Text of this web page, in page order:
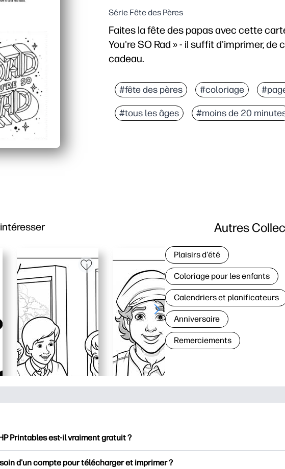
Série Fête des Pères
Faites la fête des papas avec cette
You're SO Rad » - il suffit d'imprimer, de
cadeau.
Pas de préparation - vous avez une
Créativité stimulée par les enfants -
S'adapte à n'importe quel cadre -
#fête des pères #coloriage
#tous les âges #moins de 20
Autres
Plaisirs d'été
Coloriage pour les enfants
Calendriers et planificateurs
Anniversaire
Remerciements
Printables est-il vraiment gratuit ?
d'un compte pour télécharger et imprimer ?